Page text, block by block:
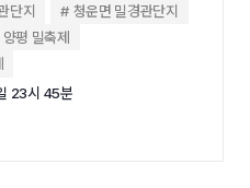
단지
청운면 밀경관단지
양평 밀축제
23시 45분